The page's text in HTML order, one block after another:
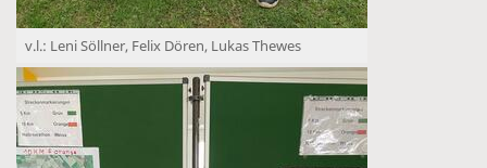
v.l.: Leni Söllner, Felix Dören, Lukas Thewes